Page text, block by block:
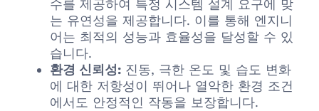
수를 제공하여 특정 시스템 설계 요구에 맞
는 유연성을 제공합니다. 이를 통해 엔지니
어는 최적의 성능과 효율성을 달성할 수 있
습니다.
환경 신뢰성: 진동, 극한 온도 및 습도 변화
에 대한 저항성이 뛰어나 열악한 환경 조건
에서도 안정적인 작동을 보장합니다.